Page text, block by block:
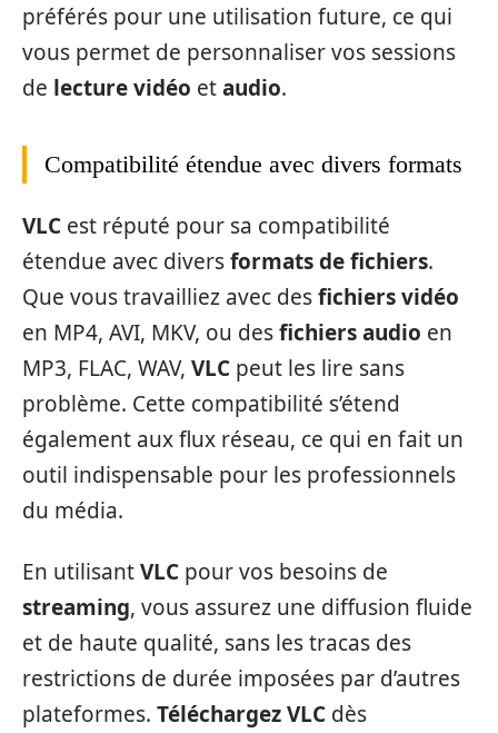
préférés pour une utilisation future, ce qui
vous permet de personnaliser vos sessions
de lecture vidéo etaudio.
Compatibilité étendue avec divers formats
VLC est réputé pour sa compatibilité
étendue avec diversformats de fichiers.
Que vous travailliez avec desfichiers vidéo
en MP4, AVI, MKV, ou desfichiers audio en
MP3, FLAC, WAV, VLC peut les lire sans
problème. Cette compatibilité s’étend
également aux flux réseau, ce qui en fait un
outil indispensable pour les professionnels
du média.
En utilisantVLC pour vos besoins de
streaming, vous assurez une diffusion fluide
et de haute qualité, sans les tracas des
restrictions de durée imposées par d’autres
plateformes. Téléchargez VLC dès